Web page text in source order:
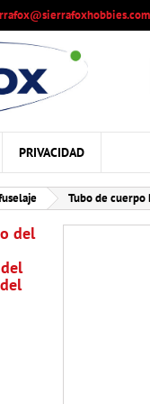
PRIVACIDAD
Tubo de cuerpo
del